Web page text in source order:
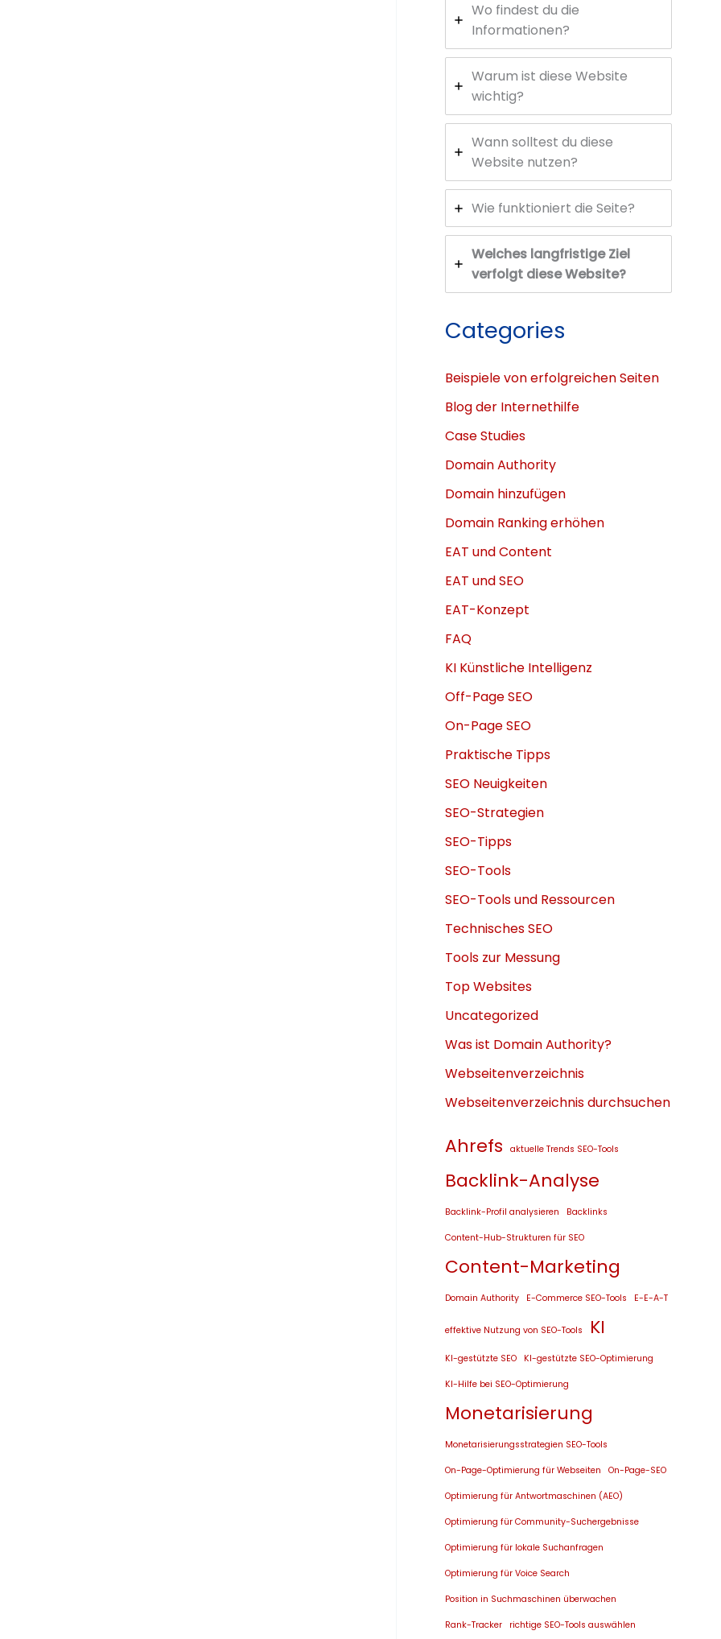
Wo findest du die
Informationen?
Warum ist diese Website
wichtig?
Wann solltest du diese
Website nutzen?
Wie funktioniert die Seite?
Welches langfristige Ziel
verfolgt diese Website?
Categories
Beispiele von erfolgreichen Seiten
Blog der Internethilfe
Case Studies
Domain Authority
Domain hinzufügen
Domain Ranking erhöhen
EAT und Content
EAT und SEO
EAT-Konzept
FAQ
KI Künstliche Intelligenz
Off-Page SEO
On-Page SEO
Praktische Tipps
SEO Neuigkeiten
SEO-Strategien
SEO-Tipps
SEO-Tools
SEO-Tools und Ressourcen
Technisches SEO
Tools zur Messung
Top Websites
Uncategorized
Was ist Domain Authority?
Webseitenverzeichnis
Webseitenverzeichnis durchsuchen
Ahrefs aktuelle Trends SEO-Tools
Backlink-Analyse
Backlink-Profil analysieren Backlinks
Content-Hub-Strukturen für SEO
Content-Marketing
Domain Authority E-Commerce SEO-Tools E-E-A-T
effektive Nutzung von SEO-Tools KI
KI-gestützte SEO KI-gestützte SEO-Optimierung
KI-Hilfe bei SEO-Optimierung
Monetarisierung
Monetarisierungsstrategien SEO-Tools
On-Page-Optimierung für Webseiten On-Page-SEO
Optimierung für Antwortmaschinen (AEO)
Optimierung für Community-Suchergebnisse
Optimierung für lokale Suchanfragen
Optimierung für Voice Search
Position in Suchmaschinen überwachen
Rank-Tracker richtige SEO-Tools auswählen